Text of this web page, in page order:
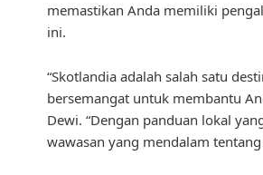
memastikan Anda memiliki
ini.
“Skotlandia adalah salah satu
bersemangat untuk membantu
Dewi. “Dengan panduan lokal
wawasan yang mendalam